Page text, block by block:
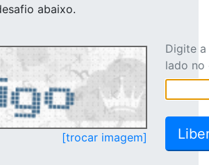
abaixo.
[trocar imagem]
Digite
lado no